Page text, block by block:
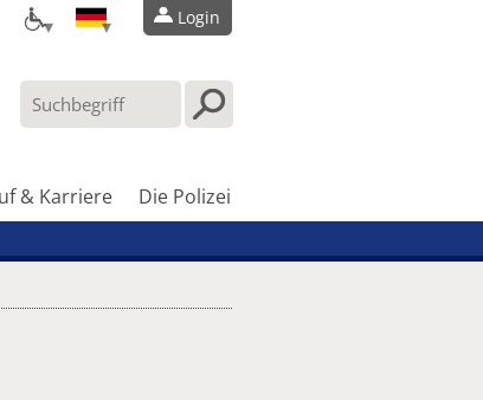
Login
& Karriere Die Polizei